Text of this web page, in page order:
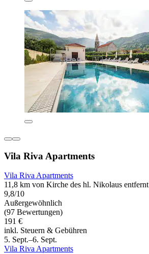
Vila Riva Apartments
Vila Riva Apartments
11,8 km von Kirche des hl. Nikolaus entfernt
9,8/10
Außergewöhnlich
(97 Bewertungen)
191 €
inkl. Steuern & Gebühren
5. Sept.–6. Sept.
Vila Riva Apartments